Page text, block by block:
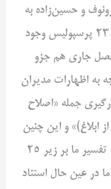
و حسین‌زاده به
علت این که فصل قبل در لیست زیر 23 پرسپولیس وجود
فصل جاری هم جزو
باتوجه به اظهارات مدیران
جمله «اصلاح
(27 روز سپس از ابلاغ)» و این چنین
اشاره طاهری به عبارت ” فصل قبل” تفسیر ما بر زیر 25
در عین حال استناد